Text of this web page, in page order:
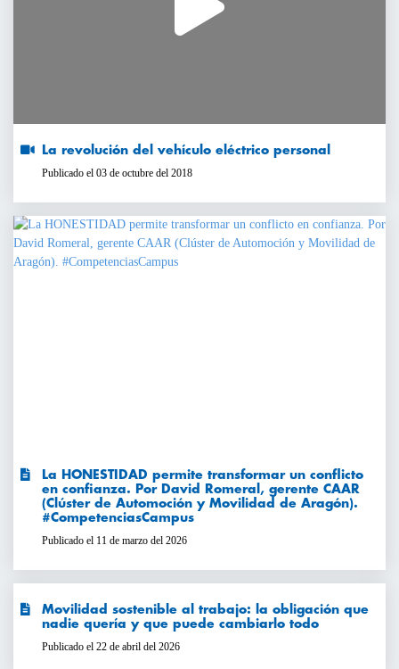
La revolución del vehículo eléctrico personal
Publicado el 03 de octubre del 2018
La HONESTIDAD permite transformar un conflicto
en confianza. Por David Romeral, gerente CAAR
(Clúster de Automoción y Movilidad de Aragón).
#CompetenciasCampus
Publicado el 11 de marzo del 2026
Movilidad sostenible al trabajo: la obligación que
nadie quería y que puede cambiarlo todo
Publicado el 22 de abril del 2026